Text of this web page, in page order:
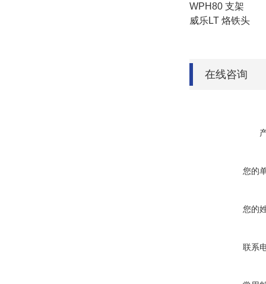
WPH80 支架
威乐LT 烙铁头
在线咨询
您的
您的
联系